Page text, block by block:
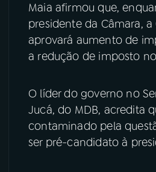
Maia afirmou que,
presidente da Câmara, a
aprovará aumento de
a redução de imposto
O líder do governo no
Jucá, do MDB, acredita
contaminado pela
ser pré-candidato à